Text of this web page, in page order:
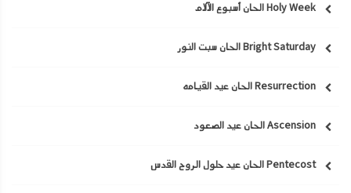
Holy Week الحان أسبوع الآلام
Bright Saturday الحان سبت النور
Resurrection الحان عيد القيامه
Ascension الحان عيد الصعود
Pentecost الحان عيد حلول الروح القدس